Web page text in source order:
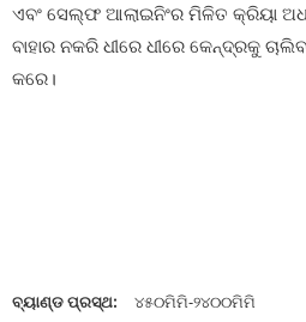
ଏବଂ ସେଲ୍ଫ ଆଲାଇନିଂର ମିଳିତ କ୍ରିୟା
ବାହାର ନକରି ଧୀରେ ଧୀରେ କେନ୍ଦ୍ରକୁ
କରେ।
ବ୍ୟାଣ୍ଡ ପ୍ରସ୍ଥ:
୪୫୦ମିମି-୨୪୦୦ମିମି